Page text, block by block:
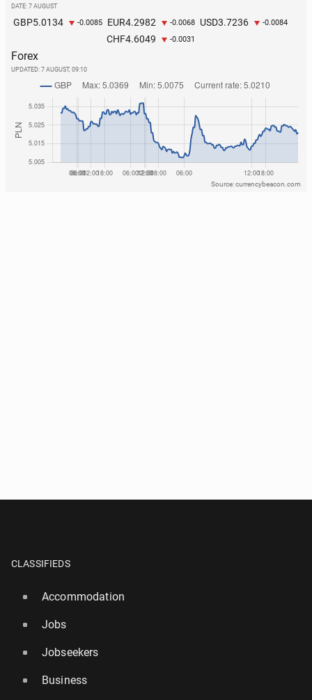
DATE: 7 AUGUST
GBP5.0134 -0.0085 EUR4.2982 -0.0068 USD3.7236 -0.0084
CHF4.6049 -0.0031
Forex
UPDATED: 7 AUGUST, 09:10
Source: currencybeacon.com
CLASSIFIEDS
Accommodation
Jobs
Jobseekers
Business